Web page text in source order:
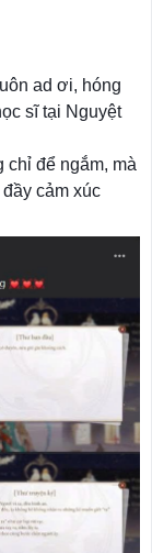
ad ơi, hóng
sĩ tại Nguyệt
để ngắm, mà
cảm xúc